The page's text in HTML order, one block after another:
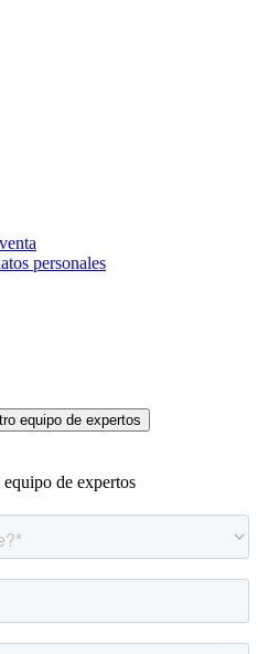
personales
equipo de expertos
de expertos